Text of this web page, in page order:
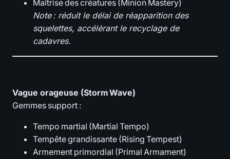
Maîtrise des créatures (Minion Mastery)
Note : réduit le délai de réapparition des
squelettes, accélérant le recyclage de
cadavres.
Vague orageuse (Storm Wave)
Gemmes support :
Tempo martial (Martial Tempo)
Tempête grandissante (Rising Tempest)
Armement primordial (Primal Armament)